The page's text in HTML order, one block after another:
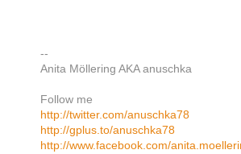
--
Anita Möllering AKA anuschka
Follow me
http://twitter.com/anuschka78
http://gplus.to/anuschka78
http://www.facebook.com/